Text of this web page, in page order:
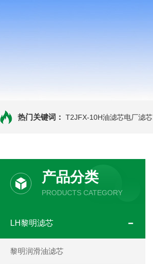
热门关键词： T2JFX-10H油滤芯电厂滤芯
产品分类
PRODUCTS CATEGORY
LH黎明滤芯
黎明润滑油滤芯